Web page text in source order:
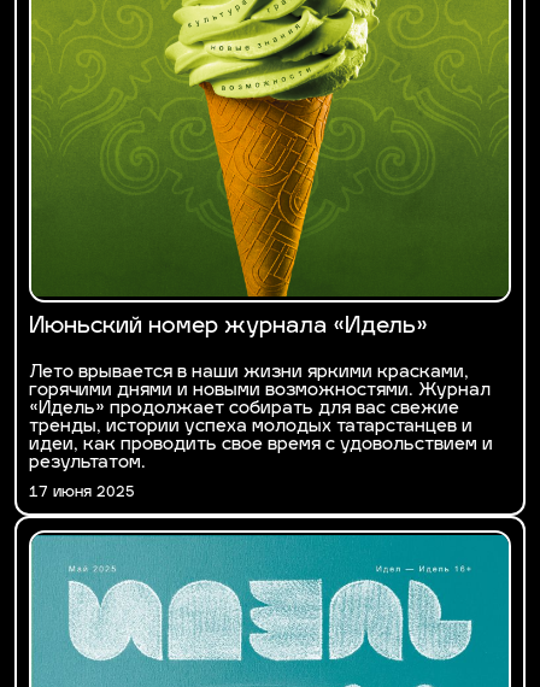
Июньский номер журнала «Идель»
Лето врывается в наши жизни яркими красками,
горячими днями и новыми возможностями. Журнал
«Идель» продолжает собирать для вас свежие
тренды, истории успеха молодых татарстанцев и
идеи, как проводить свое время с удовольствием и
результатом.
17 июня 2025